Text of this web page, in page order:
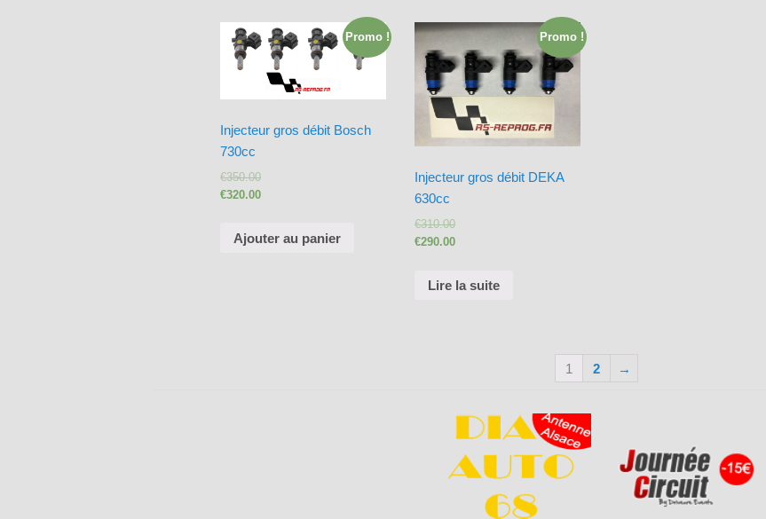
Promo !
Injecteur gros débit Bosch
730cc
€350.00
€320.00
Ajouter au panier
Promo !
Injecteur gros débit DEKA
630cc
€310.00
€290.00
Lire la suite
1 2 →